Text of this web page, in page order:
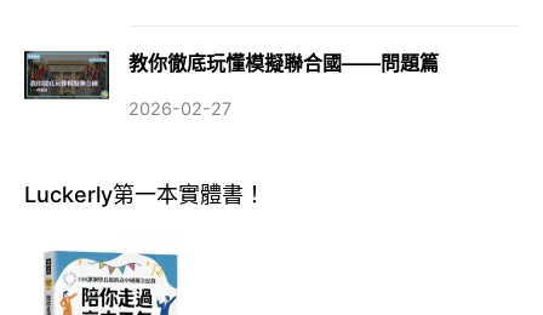
教你徹底玩懂模擬聯合國——問題篇
2026-02-27
Luckerly第一本實體書！